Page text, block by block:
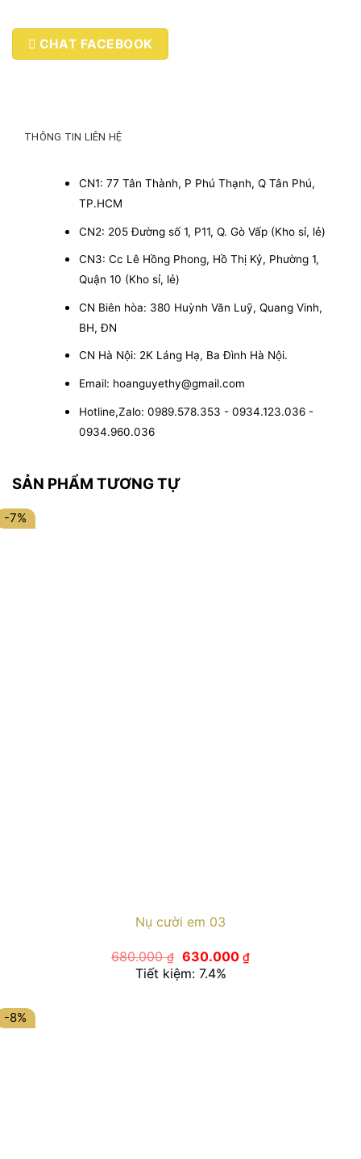
CHAT FACEBOOK
THÔNG TIN LIÊN HỆ
CN1: 77 Tân Thành, P Phú Thạnh, Q Tân Phú,
TP.HCM
CN2: 205 Đường số 1, P11, Q. Gò Vấp (Kho sỉ, lẻ)
CN3: Cc Lê Hồng Phong, Hồ Thị Kỷ, Phường 1,
Quận 10 (Kho sỉ, lẻ)
CN Biên hòa: 380 Huỳnh Văn Luỹ, Quang Vinh,
BH, ĐN
CN Hà Nội: 2K Láng Hạ, Ba Đình Hà Nội.
Email: hoanguyethy@gmail.com
Hotline,Zalo: 0989.578.353 - 0934.123.036 -
0934.960.036
SẢN PHẨM TƯƠNG TỰ
-7%
Nụ cười em 03
680.000₫ Giá
gốc
là:
630.000 ₫Giá
hiện
Tiết kiệm: 7.4%
-8%